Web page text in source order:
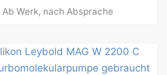
Ab Werk, nach Absprache